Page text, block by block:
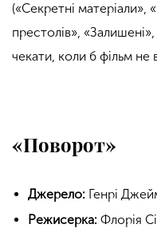
(«Секретні матеріали»,
престолів»,
чекати, коли б фільм не
«Поворот»
Джерело: Генрі
Режисерка: Флорія